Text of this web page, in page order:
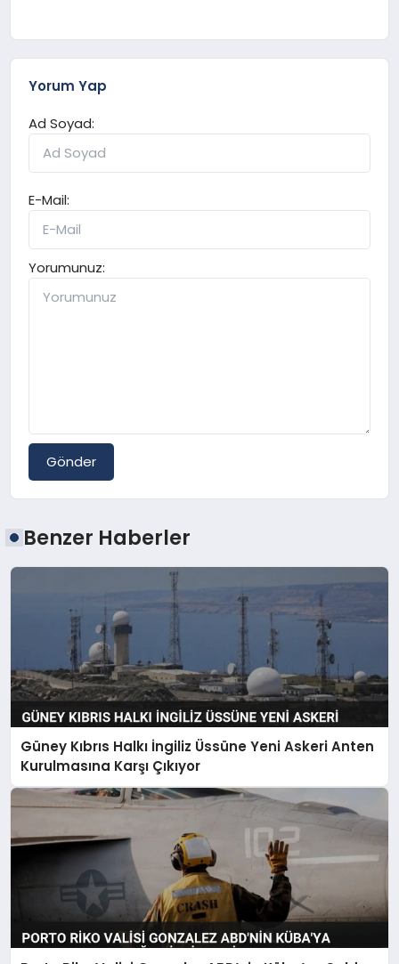
Yorum Yap
Ad Soyad:
E-Mail:
Yorumunuz:
Gönder
Benzer Haberler
Güney Kıbrıs Halkı İngiliz Üssüne Yeni Askeri Anten
Kurulmasına Karşı Çıkıyor